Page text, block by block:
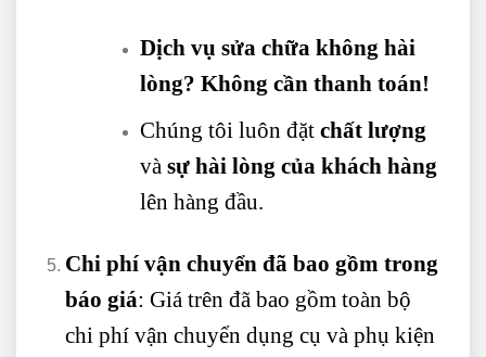
Dịch vụ sửa chữa không hài
lòng? Không cần thanh toán!
Chúng tôi luôn đặt chất lượng
và sự hài lòng của khách hàng
lên hàng đầu.
Chi phí vận chuyển đã bao gồm trong
báo giá: Giá trên đã bao gồm toàn bộ
chi phí vận chuyển dụng cụ và phụ kiện